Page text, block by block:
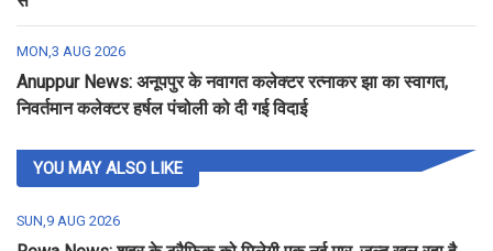
MON,3 AUG 2026
Anuppur News: अनूपपुर के नवागत कलेक्टर रत्नाकर झा का स्वागत,
निवर्तमान कलेक्टर हर्षल पंचोली को दी गई विदाई
YOU MAY ALSO LIKE
SUN,9 AUG 2026